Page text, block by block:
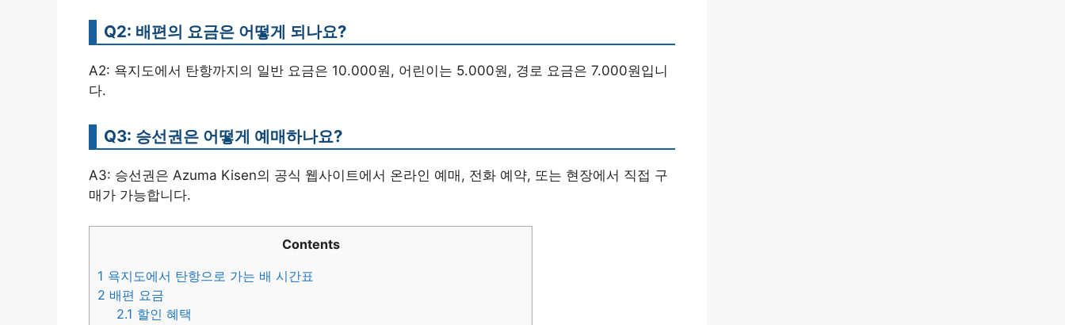
Q2: 배편의 요금은 어떻게 되나요?
A2: 욕지도에서 탄항까지의 일반 요금은 10.000원, 어린이는 5.000원, 경로 요금은 7.000원입니
다.
Q3: 승선권은 어떻게 예매하나요?
A3: 승선권은 Azuma Kisen의 공식 웹사이트에서 온라인 예매, 전화 예약, 또는 현장에서 직접 구
매가 가능합니다.
Contents
1 욕지도에서 탄항으로 가는 배 시간표
2 배편 요금
2.1 할인 혜택